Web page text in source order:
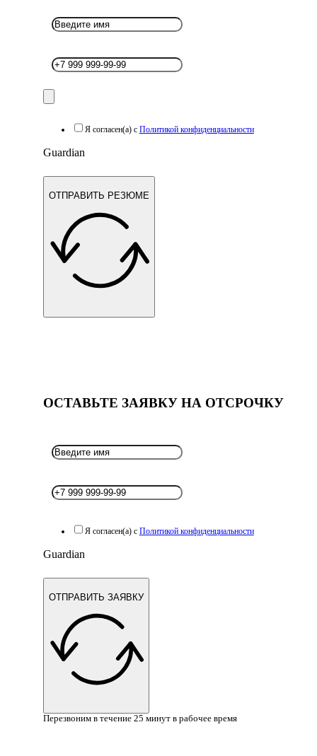
Я согласен(а) с Политикой конфиденциальности
Guardian
ОТПРАВИТЬ РЕЗЮМЕ
ОСТАВЬТЕ ЗАЯВКУ НА ОТСРОЧКУ
Я согласен(а) с Политикой конфиденциальности
Guardian
ОТПРАВИТЬ ЗАЯВКУ
Перезвоним в течение 25 минут в рабочее время